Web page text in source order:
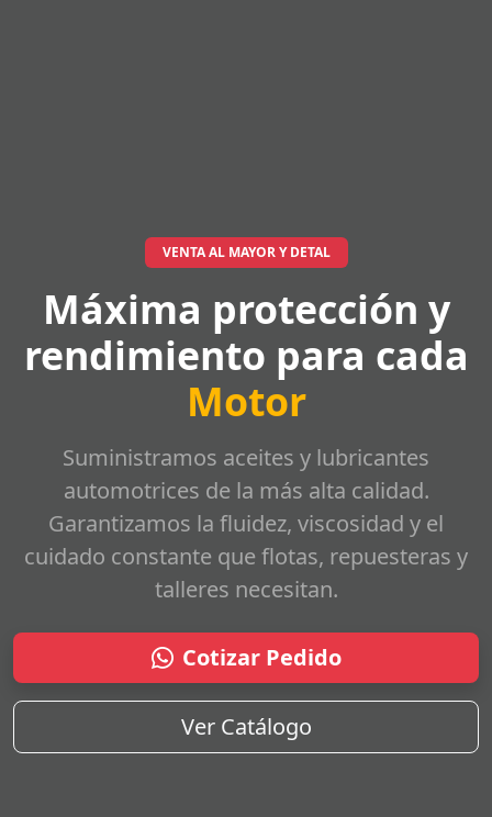
VENTA AL MAYOR Y DETAL
Máxima protección y
rendimiento para cada
Motor
Suministramos aceites y lubricantes
automotrices de la más alta calidad.
Garantizamos la fluidez, viscosidad y el
cuidado constante que flotas, repuesteras y
talleres necesitan.
Cotizar Pedido
Ver Catálogo